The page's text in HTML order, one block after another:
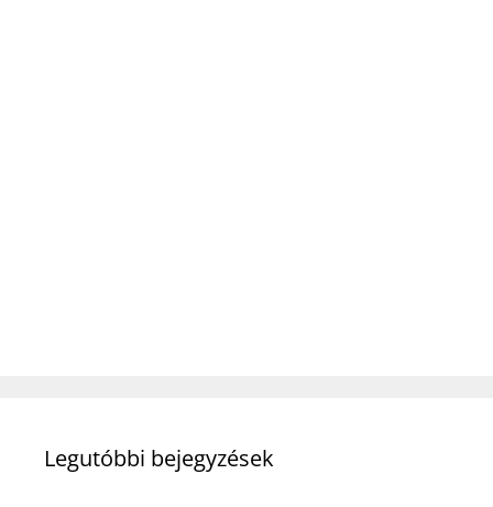
Legutóbbi bejegyzések